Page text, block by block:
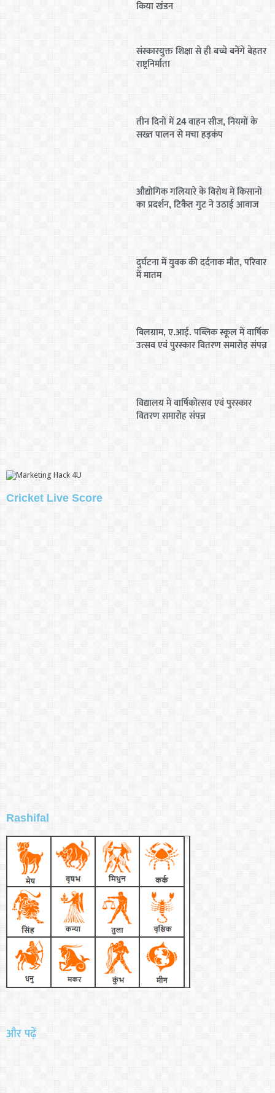
किया खंडन
संस्कारयुक्त शिक्षा से ही बच्चे बनेंगे बेहतर
राष्ट्रनिर्माता
तीन दिनों में 24 वाहन सीज, नियमों के
सख्त पालन से मचा हड़कंप
औद्योगिक गलियारे के विरोध में किसानों
का प्रदर्शन, टिकैत गुट ने उठाई आवाज
दुर्घटना में युवक की दर्दनाक मौत, परिवार
में मातम
बिलग्राम, ए.आई. पब्लिक स्कूल में वार्षिक
उत्सव एवं पुरस्कार वितरण समारोह संपन्न
विद्यालय में वार्षिकोत्सव एवं पुरस्कार
वितरण समारोह संपन्न
Cricket Live Score
Rashifal
और पढ़ें